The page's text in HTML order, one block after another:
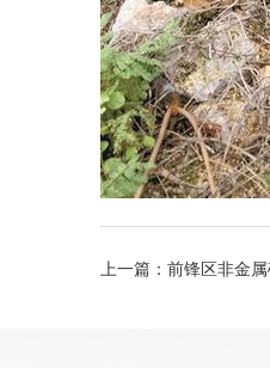
上一篇： 前锋区非金属矿